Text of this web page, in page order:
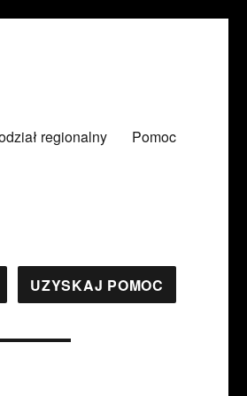
regionalny Pomoc
UZYSKAJ POMOC